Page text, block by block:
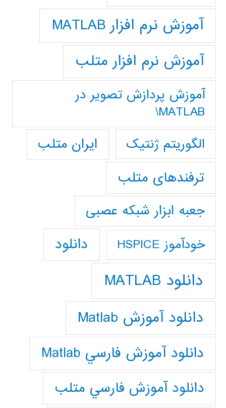
آموزش نرم افزار MATLAB
آموزش نرم افزار متلب
آموزش پردازش تصوير در
MATLAB\
الگوریتم ژنتیک
ایران متلب
ترفندهای متلب
جعبه ابزار شبکه عصبی
خودآموز HSPICE دانلود
دانلود MATLAB
دانلود آموزش Matlab
دانلود آموزش فارسي Matlab
دانلود آموزش فارسي متلب